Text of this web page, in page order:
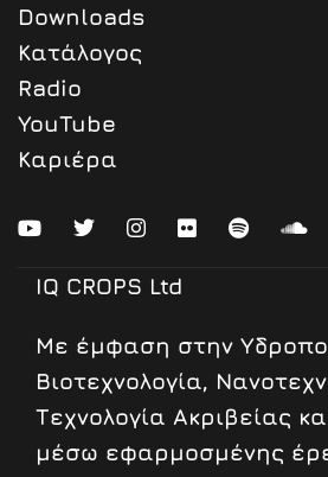
Downloads
Κατάλογος
Radio
YouTube
Καριέρα
IQ CROPS Ltd
Mε έμφαση στην
Βιοτεχνολογία,
Τεχνολογία Ακριβείας
μέσω εφαρμοσμένης